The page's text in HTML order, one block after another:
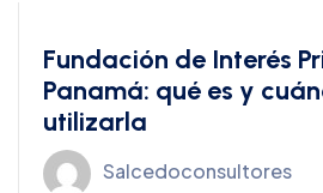
Fundación de Interés
Panamá: qué es y
utilizarla
Salcedoconsultores